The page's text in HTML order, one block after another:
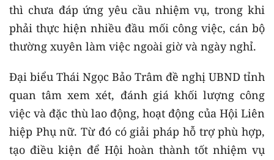
thì chưa đáp ứng yêu cầu nhiệm vụ, trong khi
phải thực hiện nhiều đầu mối công việc, cán bộ
thường xuyên làm việc ngoài giờ và ngày nghỉ.
Đại biểu Thái Ngọc Bảo Trâm đề nghị UBND tỉnh
quan tâm xem xét, đánh giá khối lượng công
việc và đặc thù lao động, hoạt động của Hội Liên
hiệp Phụ nữ. Từ đó có giải pháp hỗ trợ phù hợp,
tạo điều kiện để Hội hoàn thành tốt nhiệm vụ